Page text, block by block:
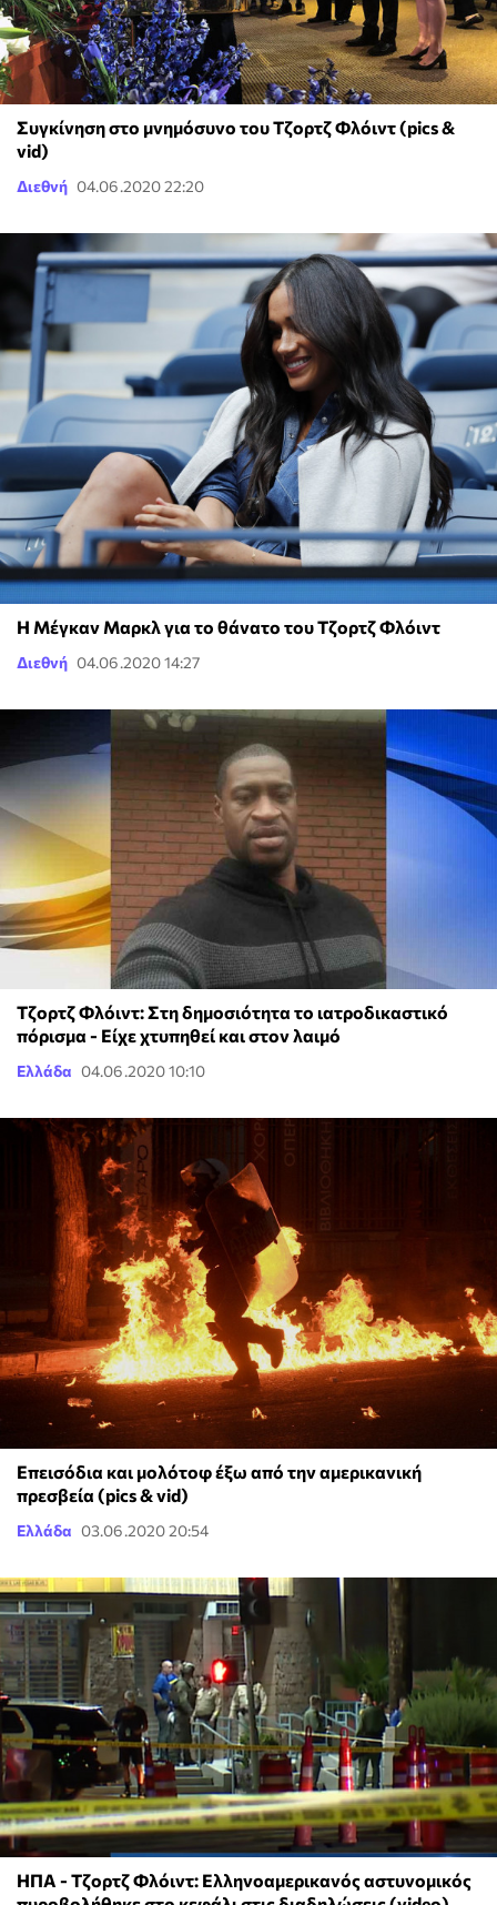
Συγκίνηση στο μνημόσυνο του Τζορτζ Φλόιντ (pics &
vid)
Διεθνή 04.06.2020 22:20
Η Μέγκαν Μαρκλ για το θάνατο του Τζορτζ Φλόιντ
Διεθνή 04.06.2020 14:27
Τζορτζ Φλόιντ: Στη δημοσιότητα το ιατροδικαστικό
πόρισμα - Είχε χτυπηθεί και στον λαιμό
Ελλάδα 04.06.2020 10:10
Επεισόδια και μολότοφ έξω από την αμερικανική
πρεσβεία (pics & vid)
Ελλάδα 03.06.2020 20:54
ΗΠΑ - Τζορτζ Φλόιντ: Ελληνοαμερικανός αστυνομικός